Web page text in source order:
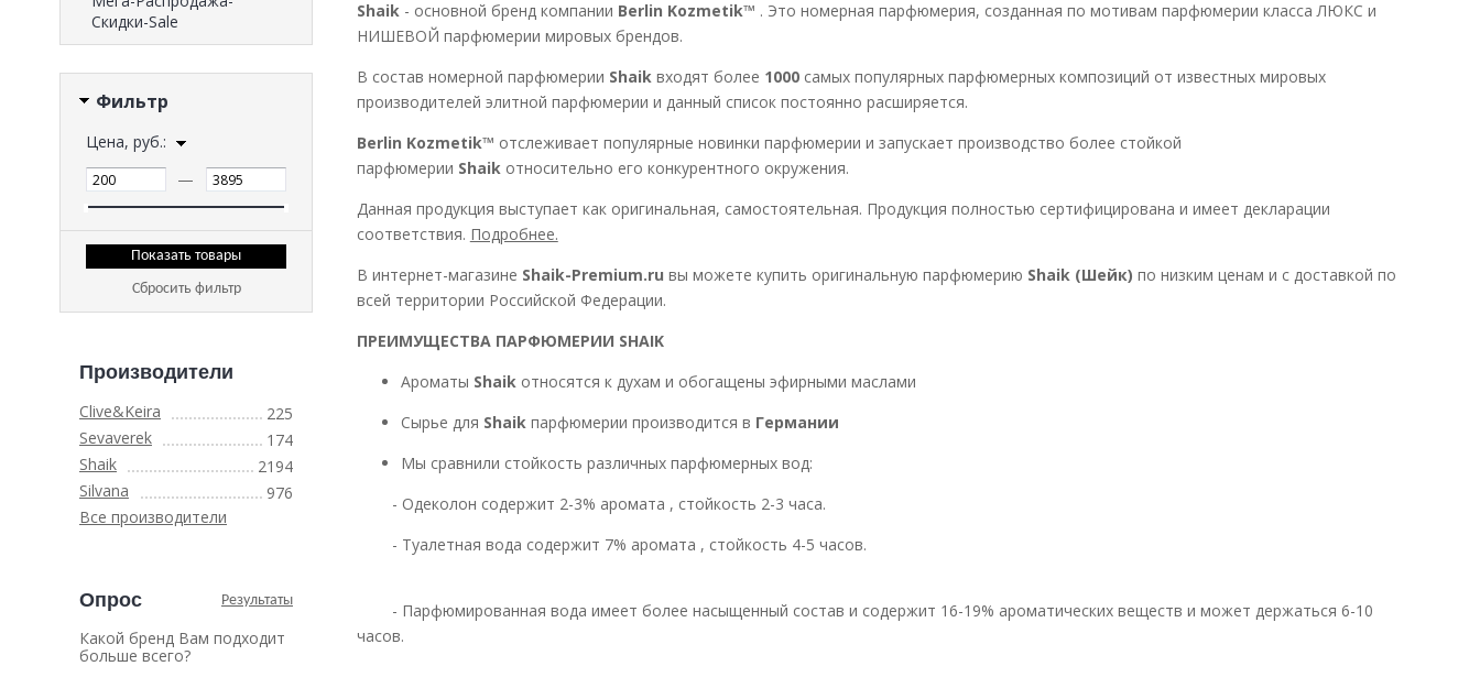
Скидки-Sale
Фильтр
Цена, руб.:
—
Сбросить фильтр
Производители
Clive&Keira
225
Sevaverek
174
Shaik
2194
Silvana
976
Все производители
Опрос Результаты
Какой бренд Вам подходит
больше всего?
Shaik - основной бренд компании Berlin Kozmetik™ . Это номерная парфюмерия, созданная по мотивам парфюмерии класса ЛЮКС и
НИШЕВОЙ парфюмерии мировых брендов.
В состав номерной парфюмерии Shaikвходят более 1000самых популярных парфюмерных композиций от известных мировых
производителей элитной парфюмерии и данный список постоянно расширяется.
Berlin Kozmetik™ отслеживает популярные новинки парфюмерии и запускает производство более стойкой
парфюмерии Shaikотносительно его конкурентного окружения.
Данная продукция выступает как оригинальная, самостоятельная. Продукция полностью сертифицирована и имеет декларации
соответствия. Подробнее.
В интернет-магазине Shaik-Premium.ru вы можете купить оригинальную парфюмерию Shaik (Шейк) по низким ценам и с доставкой по
всей территории Российской Федерации.
ПРЕИМУЩЕСТВА ПАРФЮМЕРИИ SHAIK
Ароматы Shaik относятся к духам и обогащены эфирными маслами
Сырье для Shaik парфюмерии производится в Германии
Мы сравнили стойкость различных парфюмерных вод:
- Одеколон содержит 2-3% аромата , стойкость 2-3 часа.
- Туалетная вода содержит 7% аромата , стойкость 4-5 часов.
- Парфюмированная вода имеет более насыщенный состав и содержит 16-19% ароматических веществ и может держаться 6-10
часов.